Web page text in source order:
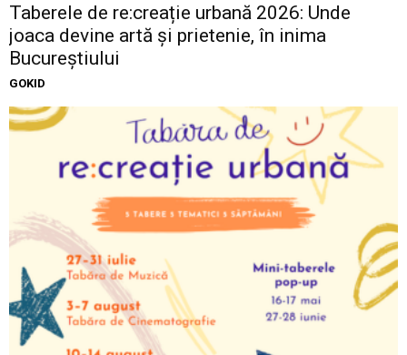
Taberele de re:creație urbană 2026: Unde
joaca devine artă și prietenie, în inima
Bucureștiului
GOKID